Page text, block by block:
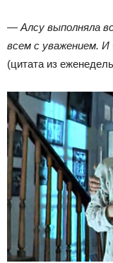
— Алсу выполняла
всем с уважением. И
(цитата из